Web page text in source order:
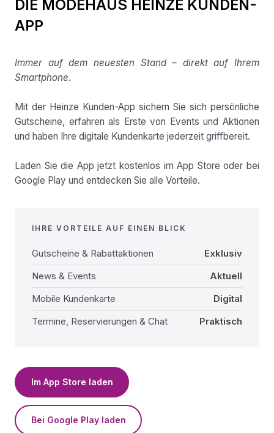
DIE MODEHAUS HEINZE KUNDEN-
APP
Immer auf dem neuesten Stand – direkt auf Ihrem
Smartphone.
Mit der Heinze Kunden-App sichern Sie sich persönliche
Gutscheine, erfahren als Erste von Events und Aktionen
und haben Ihre digitale Kundenkarte jederzeit griffbereit.
Laden Sie die App jetzt kostenlos im App Store oder bei
Google Play und entdecken Sie alle Vorteile.
IHRE VORTEILE AUF EINEN BLICK
Gutscheine & Rabattaktionen
Exklusiv
News & Events
Aktuell
Mobile Kundenkarte
Digital
Termine, Reservierungen & Chat
Praktisch
Im App Store laden
Bei Google Play laden